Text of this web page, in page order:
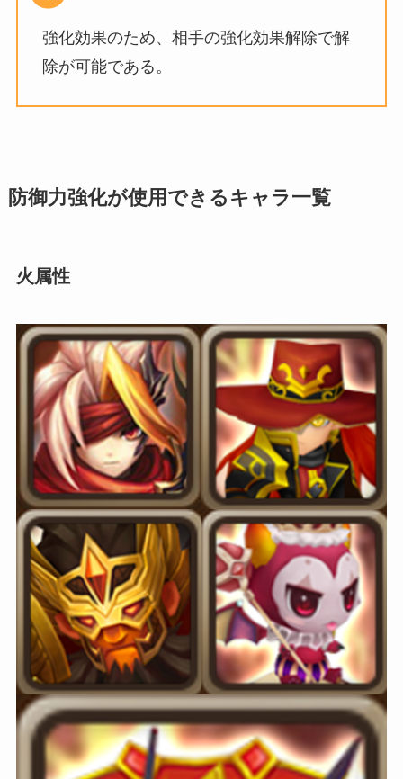
強化効果のため、相手の強化効果解除で解
除が可能である。
防御力強化が使用できるキャラ一覧
火属性